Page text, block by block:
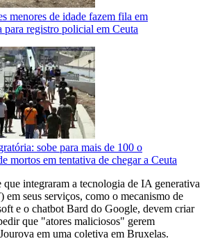
menores de idade fazem fila em
para registro policial em Ceuta
sobe para mais de 100 o
mortos em tentativa de chegar a Ceuta
integraram a tecnologia de IA generativa
em seus serviços, como o mecanismo de
e o chatbot Bard do Google, devem criar
que "atores maliciosos" gerem
em uma coletiva em Bruxelas.